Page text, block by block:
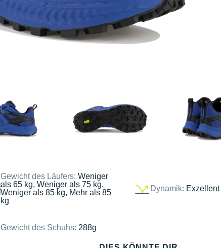
Gewicht des Läufers:Weniger
als 65 kg, Weniger als 75 kg,
Weniger als 85 kg, Mehr als 85
kg
Dynamik: Exzellent
Gewicht des Schuhs: 288g